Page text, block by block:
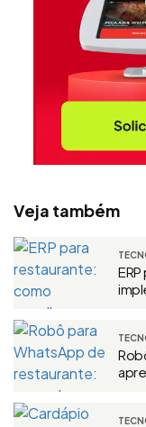
Veja também